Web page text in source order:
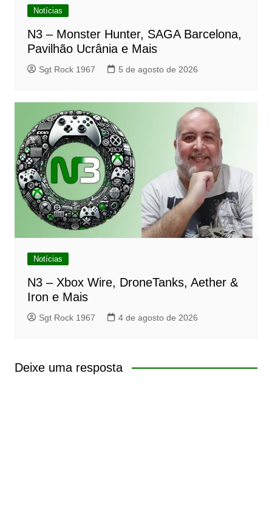
Notícias
N3 – Monster Hunter, SAGA Barcelona,
Pavilhão Ucrânia e Mais
Sgt Rock 1967 5 de agosto de 2026
Notícias
N3 – Xbox Wire, DroneTanks, Aether &
Iron e Mais
Sgt Rock 1967 4 de agosto de 2026
Deixe uma resposta